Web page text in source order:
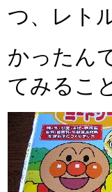
つ、レト
かったん
てみるこ